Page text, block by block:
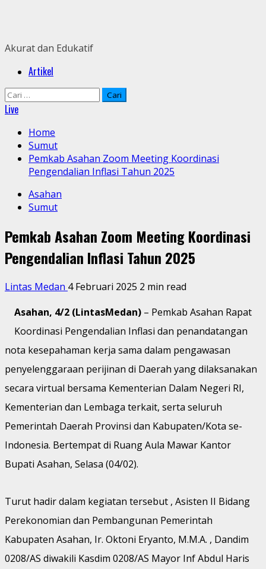
Akurat dan Edukatif
PrimaryArtikel
Cari
untuk:
Live
Home
Sumut
Pemkab Asahan Zoom Meeting Koordinasi
Pengendalian Inflasi Tahun 2025
Asahan
Sumut
Pemkab Asahan Zoom Meeting Koordinasi
Pengendalian Inflasi Tahun 2025
Lintas Medan 4 Februari 2025 2 min read
Asahan, 4/2 (LintasMedan) – Pemkab Asahan Rapat
Koordinasi Pengendalian Inflasi dan penandatangan
nota kesepahaman kerja sama dalam pengawasan
penyelenggaraan perijinan di Daerah yang dilaksanakan
secara virtual bersama Kementerian Dalam Negeri RI,
Kementerian dan Lembaga terkait, serta seluruh
Pemerintah Daerah Provinsi dan Kabupaten/Kota se-
Indonesia. Bertempat di Ruang Aula Mawar Kantor
Bupati Asahan, Selasa (04/02).
Turut hadir dalam kegiatan tersebut , Asisten II Bidang
Perekonomian dan Pembangunan Pemerintah
Kabupaten Asahan, Ir. Oktoni Eryanto, M.M.A. , Dandim
0208/AS diwakili Kasdim 0208/AS Mayor Inf Abdul Haris